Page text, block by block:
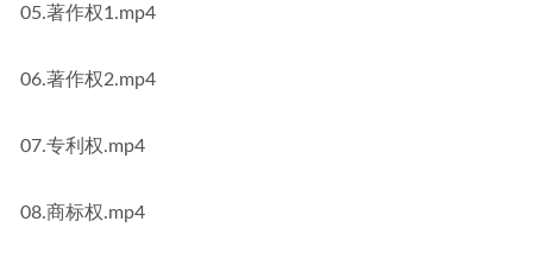
05.著作权1.mp4
06.著作权2.mp4
07.专利权.mp4
08.商标权.mp4